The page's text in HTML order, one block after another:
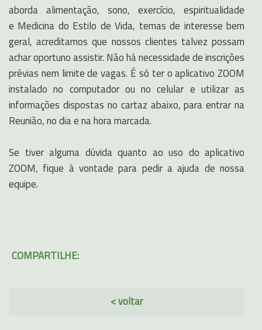
aborda alimentação, sono, exercício, espiritualidade
e Medicina do Estilo de Vida, temas de interesse bem
geral, acreditamos que nossos clientes talvez possam
achar oportuno assistir. Não há necessidade de inscrições
prévias nem limite de vagas. É só ter o aplicativo ZOOM
instalado no computador ou no celular e utilizar as
informações dispostas no cartaz abaixo, para entrar na
Reunião, no dia e na hora marcada.
Se tiver alguma dúvida quanto ao uso do aplicativo
ZOOM, fique à vontade para pedir a ajuda de nossa
equipe.
COMPARTILHE:
< voltar